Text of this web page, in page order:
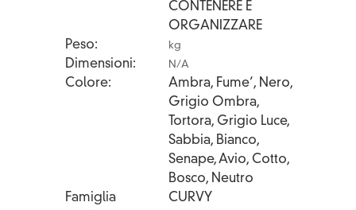
CONTENERE E
ORGANIZZARE
Peso
kg
Dimensioni N/A
Colore
Ambra, Fume’, Nero,
Grigio Ombra,
Tortora, Grigio Luce,
Sabbia, Bianco,
Senape, Avio, Cotto,
Bosco, Neutro
Famiglia
CURVY